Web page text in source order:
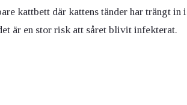
kattbett där kattens tänder har trängt in i
är en stor risk att såret blivit infekterat.